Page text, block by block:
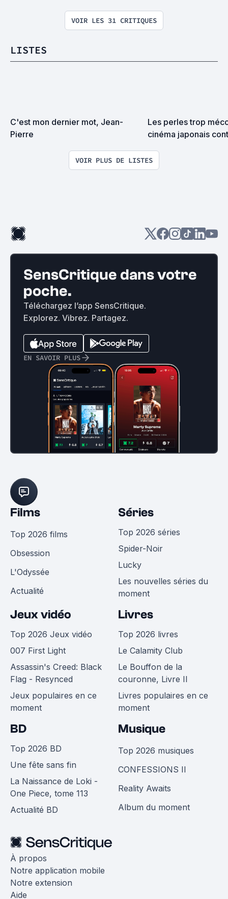
VOIR LES 31 CRITIQUES
LISTES
C'est mon dernier mot, Jean-
Pierre
Les perles trop
cinéma japonais
VOIR PLUS DE LISTES
SensCritique dans votre
poche.
Téléchargez l’app SensCritique.
Explorez. Vibrez. Partagez.
EN SAVOIR PLUS
Films
Top 2026 films
Obsession
L'Odyssée
Actualité
Séries
Top 2026 séries
Spider-Noir
Lucky
Les nouvelles séries du
moment
Jeux vidéo
Top 2026 Jeux vidéo
007 First Light
Assassin's Creed: Black
Flag - Resynced
Jeux populaires en ce
moment
Livres
Top 2026 livres
Le Calamity Club
Le Bouffon de la
couronne, Livre II
Livres populaires en ce
moment
BD
Top 2026 BD
Une fête sans fin
La Naissance de Loki -
One Piece, tome 113
Actualité BD
Musique
Top 2026 musiques
CONFESSIONS II
Reality Awaits
Album du moment
À propos
Notre application mobile
Notre extension
Aide